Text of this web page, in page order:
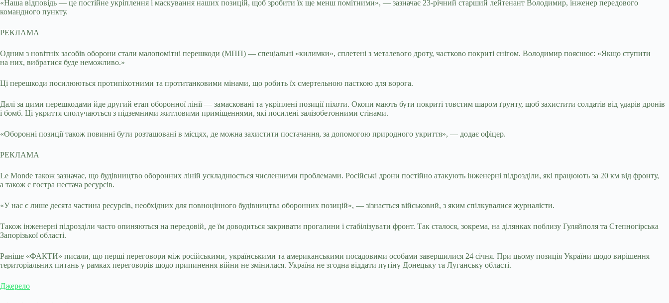
«Наша відповідь — це постійне укріплення і маскування наших позицій, щоб зробити їх ще менш помітними», — зазначає 23-річний старший лейтенант Володимир, інженер передового
командного пункту.
РЕКЛАМА
Одним з новітніх засобів оборони стали малопомітні перешкоди (МПП) — спеціальні «килимки», сплетені з металевого дроту, частково покриті снігом. Володимир пояснює: «Якщо ступити
на них, вибратися буде неможливо.»
Ці перешкоди посилюються протипіхотними та протитанковими мінами, що робить їх смертельною пасткою для ворога.
Далі за цими перешкодами йде другий етап оборонної лінії — замасковані та укріплені позиції піхоти. Окопи мають бути покриті товстим шаром ґрунту, щоб захистити солдатів від ударів дронів
і бомб. Ці укриття сполучаються з підземними житловими приміщеннями, які посилені залізобетонними стінами.
«Оборонні позиції також повинні бути розташовані в місцях, де можна захистити постачання, за допомогою природного укриття», — додає офіцер.
РЕКЛАМА
Le Monde також зазначає, що будівництво оборонних ліній ускладнюється численними проблемами. Російські дрони постійно атакують інженерні підрозділи, які працюють за 20 км від фронту,
а також є гостра нестача ресурсів.
«У нас є лише десята частина ресурсів, необхідних для повноцінного будівництва оборонних позицій», — зізнається військовий, з яким спілкувалися журналісти.
Також інженерні підрозділи часто опиняються на передовій, де їм доводиться закривати прогалини і стабілізувати фронт. Так сталося, зокрема, на ділянках поблизу Гуляйполя та Степногірська
Запорізької області.
Раніше «ФАКТИ» писали, що перші переговори між російськими, українськими та американськими посадовими особами завершилися 24 січня. При цьому позиція України щодо вирішення
територіальних питань у рамках переговорів щодо припинення війни не змінилася. Україна не згодна віддати путіну Донецьку та Луганську області.
Джерело